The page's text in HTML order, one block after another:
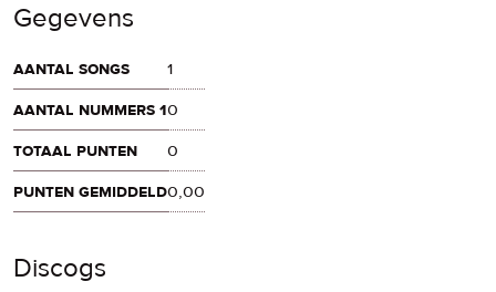
Gegevens
aantal songs
1
aantal nummers 10
totaal punten
0
punten gemiddeld0,00
Discogs